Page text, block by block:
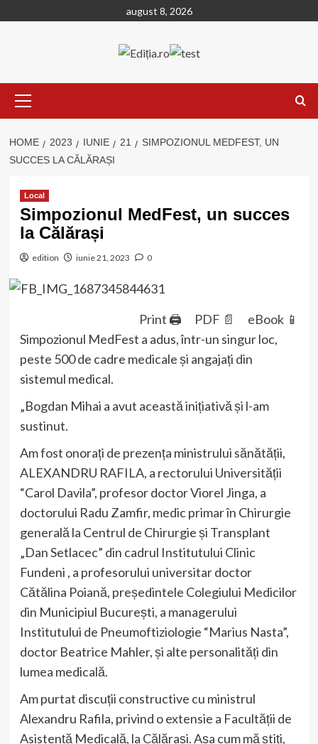
to
august 8, 2026
Menu
HOME 2023 IUNIE 21
SIMPOZIONUL MEDFEST, UN
SUCCES LA CĂLĂRAȘI
Local
Simpozionul MedFest, un succes
la Călărași
edition iunie 21, 2023 0
Print 🖨 PDF 📄
eBook 📱
Simpozionul MedFest a adus, într-un singur loc,
peste 500 de cadre medicale și angajați din
sistemul medical.
„Bogdan Mihai a avut această inițiativă și l-am
sustinut.
Am fost onorați de prezența ministrului sănătății,
ALEXANDRU RAFILA, a rectorului Universității
“Carol Davila”, profesor doctor Viorel Jinga, a
doctorului Radu Zamfir, medic primar în Chirurgie
generală la Centrul de Chirurgie și Transplant
„Dan Setlacec” din cadrul Institutului Clinic
Fundeni , a profesorului universitar doctor
Cătălina Poiană, președintele Colegiului Medicilor
din Municipiul București, a managerului
Institutului de Pneumoftiziologie “Marius Nasta”,
doctor Beatrice Mahler, și alte personalități din
lumea medicală.
Am purtat discuții constructive cu ministrul
Alexandru Rafila, privind o extensie a Facultății de
Asistență Medicală, la Călărași. Așa cum mă știți,